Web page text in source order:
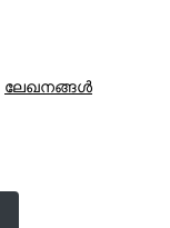
ലേഖനങ്ങള്‍